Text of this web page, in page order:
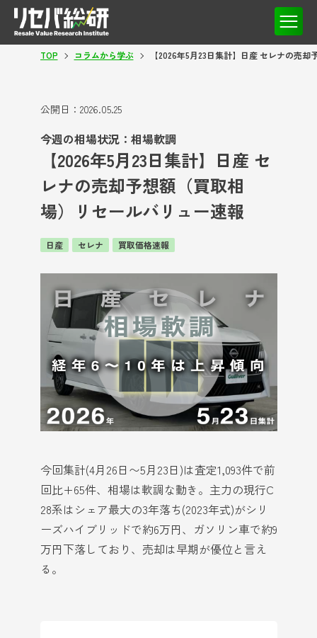
TOP コラムから学ぶ 【2026年5月23日集計】日産 セレナの売
公開日： 2026.05.25
今週の相場状況：相場軟調
【2026年5月23日集計】日産 セ
レナの売却予想額（買取相
場）リセールバリュー速報
日産 セレナ 買取価格速報
今回集計(4月26日〜5月23日)は査定1,093件で前
回比+65件、相場は軟調な動き。主力の現行C
28系はシェア最大の3年落ち(2023年式)がシリ
ーズハイブリッドで約6万円、ガソリン車で約9
万円下落しており、売却は早期が優位と言え
る。